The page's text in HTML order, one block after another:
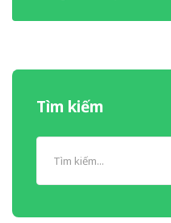
Tìm kiếm